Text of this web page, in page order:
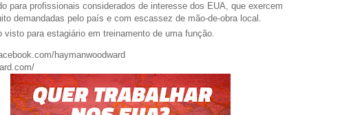
para profissionais considerados de interesse dos EUA, que exercem
demandadas pelo país e com escassez de mão-de-obra local.
visto para estagiário em treinamento de uma função.
haymanwoodward